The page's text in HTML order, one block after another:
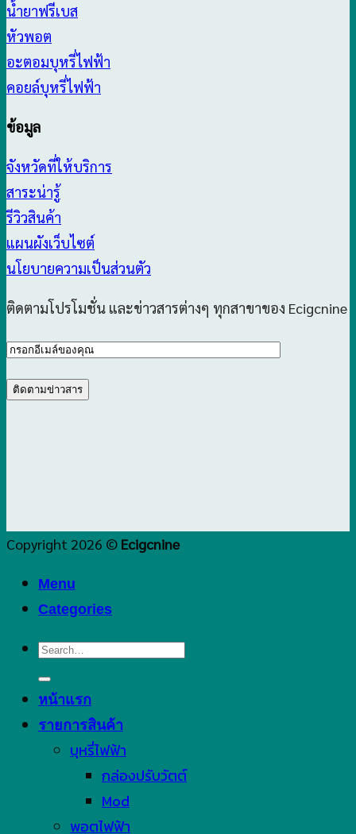
น้ำยาฟรีเบส
หัวพอต
อะตอมบุหรี่ไฟฟ้า
คอยล์บุหรี่ไฟฟ้า
ข้อมูล
จังหวัดที่ให้บริการ
สาระน่ารู้
รีวิวสินค้า
แผนผังเว็บไซต์
นโยบายความเป็นส่วนตัว
ติดตามโปรโมชั่น และข่าวสารต่างๆ ทุกสาขาของ Ecigcnine
Copyright 2026 © Ecigcnine
Menu
Categories
Search
for:
หน้าแรก
รายการสินค้า
บุหรี่ไฟฟ้า
กล่องปรับวัตต์
Mod
พอตไฟฟ้า